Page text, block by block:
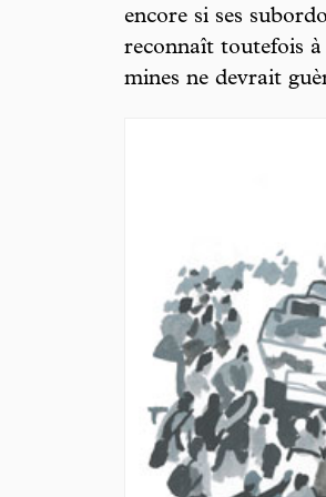
encore si ses
reconnaît toutefois à
mines ne devrait